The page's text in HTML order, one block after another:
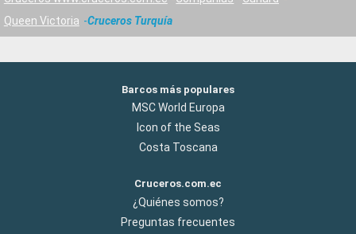
Queen Victoria
Cruceros Turquía
Barcos más populares
MSC World Europa
Icon of the Seas
Costa Toscana
Cruceros.com.ec
¿Quiénes somos?
Preguntas frecuentes